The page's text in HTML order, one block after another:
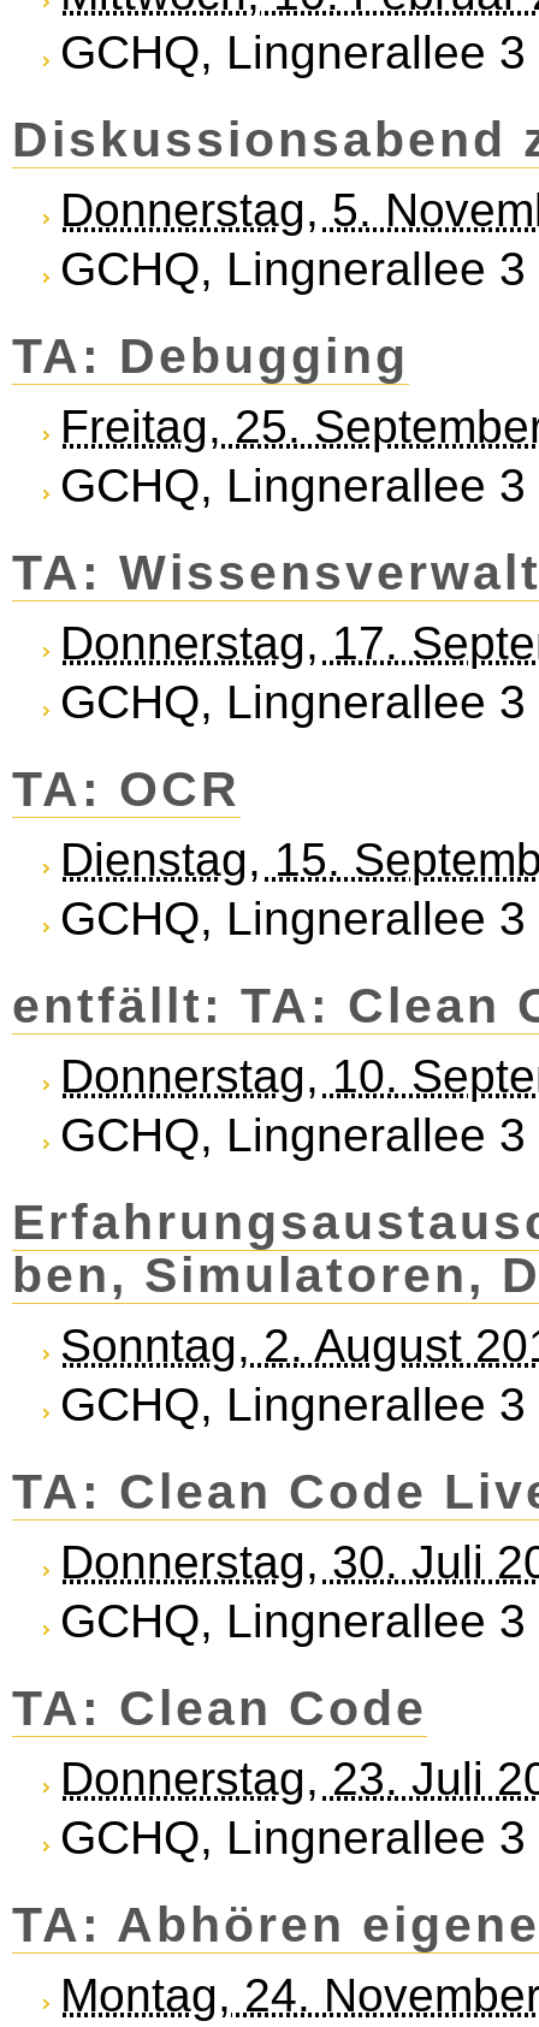
GCHQ, Lingnerallee 3
Diskus­sions­abend
Donnerstag, 5.
GCHQ, Lingnerallee 3
TA: Debugging
Freitag, 25.
GCHQ, Lingnerallee 3
TA:
Donnerstag, 17.
GCHQ, Lingnerallee 3
TA: OCR
Dienstag, 15.
GCHQ, Lingnerallee 3
entfällt: TA: Clean
Donnerstag, 10.
GCHQ, Lingnerallee 3
ben, Si­mu­la­to­ren,
Sonntag, 2. August
GCHQ, Lingnerallee 3
TA: Clean Code
Donnerstag, 30. Juli
GCHQ, Lingnerallee 3
TA: Clean Code
Donnerstag, 23. Juli
GCHQ, Lingnerallee 3
TA: Abhören
Montag, 24.